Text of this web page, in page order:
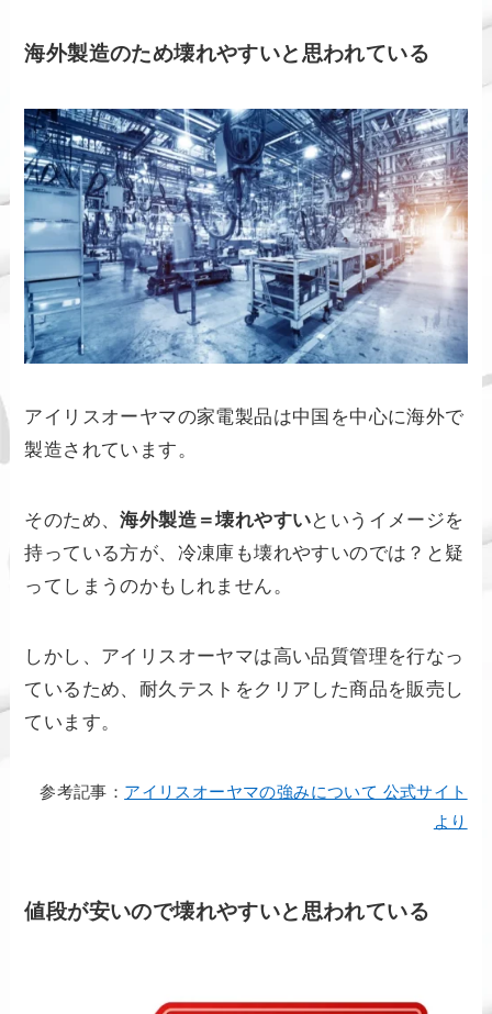
海外製造のため壊れやすいと思われている
アイリスオーヤマの家電製品は中国を中心に海外で
製造されています。
そのため、海外製造＝壊れやすいというイメージを
持っている方が、冷凍庫も壊れやすいのでは？と疑
ってしまうのかもしれません。
しかし、アイリスオーヤマは高い品質管理を行なっ
ているため、耐久テストをクリアした商品を販売し
ています。
参考記事： アイリスオーヤマの強みについて 公式サイト
より
値段が安いので壊れやすいと思われている